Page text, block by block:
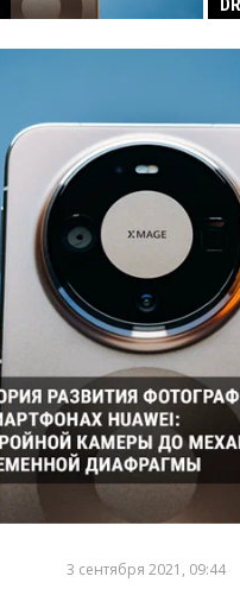
3 сентября 2021, 09:44